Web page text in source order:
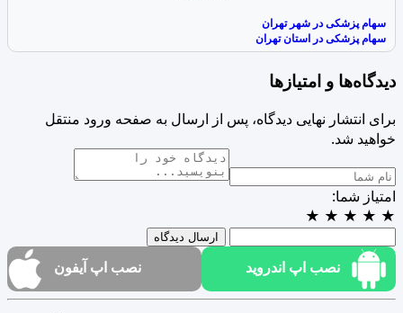
سهام پزشکی در شهر تهران
سهام پزشکی در استان تهران
دیدگاه‌ها و امتیازها
برای انتشار نهایی دیدگاه، پس از ارسال به صفحه ورود منتقل
خواهید شد.
امتیاز شما:
★
★
★
★
★
ارسال دیدگاه
نصب اپ اندروید نصب اپ آیفون